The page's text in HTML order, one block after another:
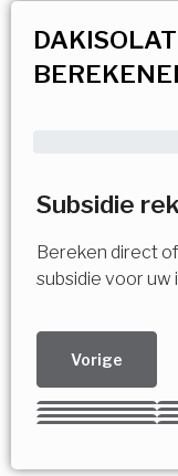
Subsidie
Bereken direct
subsidie voor uw
Vorige
Kies uw
Meerdere
Vorige